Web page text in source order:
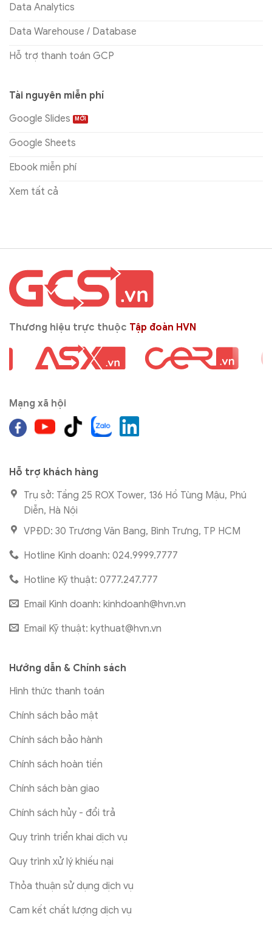
Data Analytics
Data Warehouse / Database
Hỗ trợ thanh toán GCP
Tài nguyên miễn phí
Google Slides
Google Sheets
Ebook miễn phí
Xem tất cả
Thương hiệu trực thuộc Tập đoàn HVN
Mạng xã hội
Hỗ trợ khách hàng
Trụ sở: Tầng 25 ROX Tower, 136 Hồ Tùng Mậu, Phú
Diễn, Hà Nội
VPĐD: 30 Trương Văn Bang, Bình Trưng, TP HCM
Hotline Kinh doanh: 024.9999.7777
Hotline Kỹ thuật: 0777.247.777
Email Kinh doanh: kinhdoanh@hvn.vn
Email Kỹ thuật: kythuat@hvn.vn
Hướng dẫn & Chính sách
Hình thức thanh toán
Chính sách bảo mật
Chính sách bảo hành
Chính sách hoàn tiền
Chính sách bàn giao
Chính sách hủy - đổi trả
Quy trình triển khai dịch vụ
Quy trình xử lý khiếu nại
Thỏa thuận sử dụng dịch vụ
Cam kết chất lượng dịch vụ